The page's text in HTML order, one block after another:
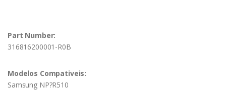
Part Number:
316816200001-R0B
Modelos Compativeis:
Samsung NP?R510